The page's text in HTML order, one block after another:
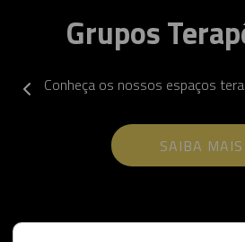
Grupos
Conheça os nossos espaços
SAIBA MAIS